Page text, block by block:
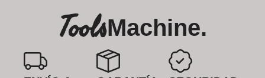
ToolsMachine.